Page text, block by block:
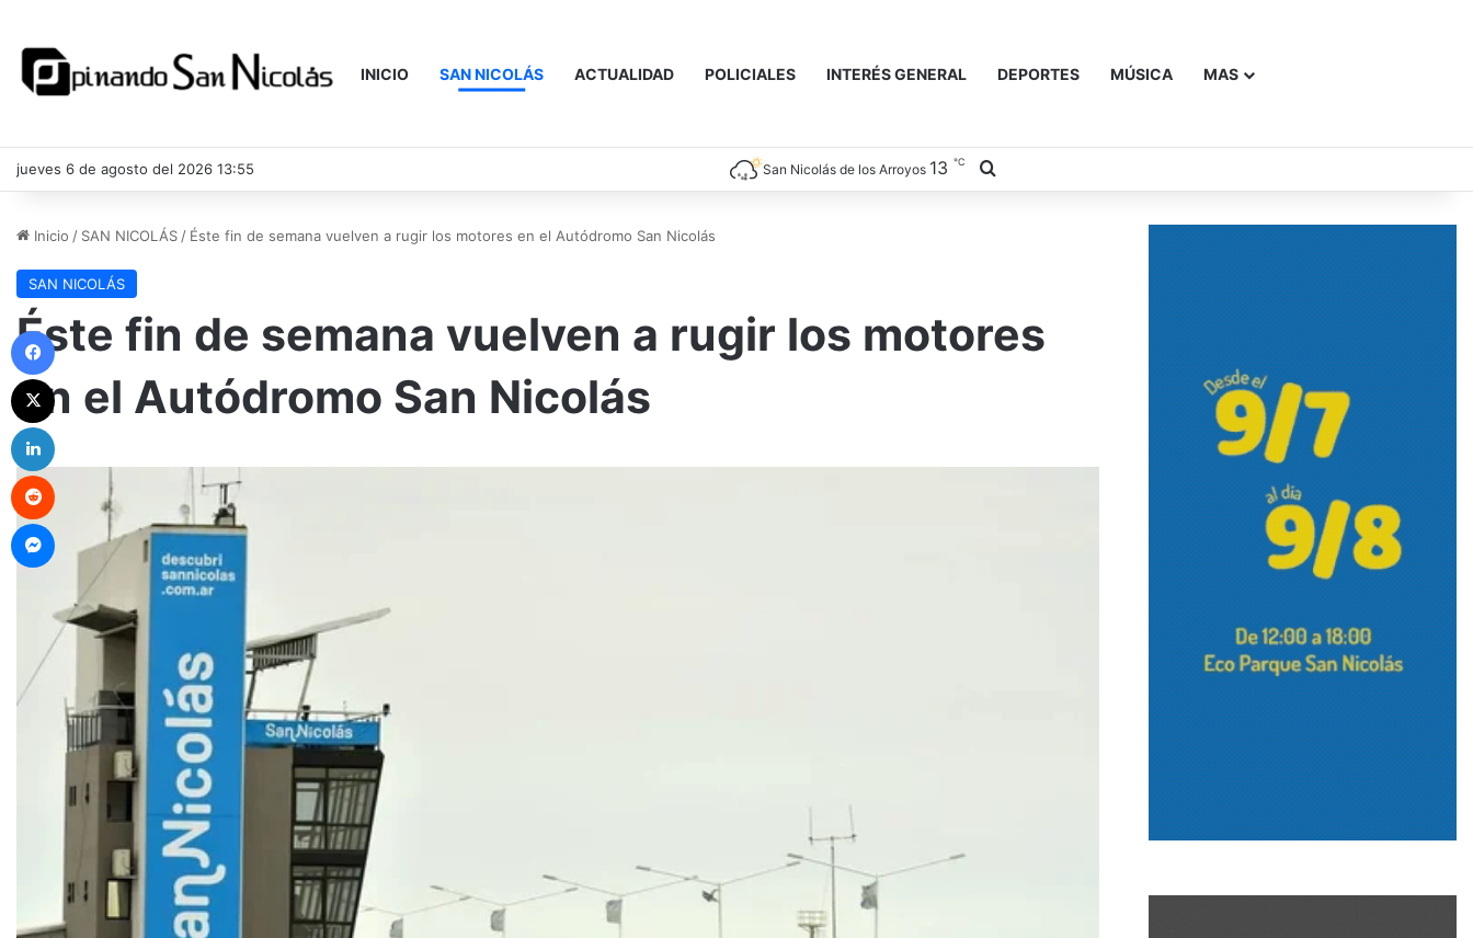
INICIO SAN NICOLÁS ACTUALIDAD POLICIALES INTERÉS GENERAL DEPORTES MÚSICA MAS
jueves 6 de agosto del 2026 13:55 San Nicolás de los Arroyos 13 ℃ Buscar
Inicio / SAN NICOLÁS / Éste fin de semana vuelven a rugir los motores en el Autódromo San Nicolás
SAN NICOLÁS
Éste fin de semana vuelven a rugir los motores
en el Autódromo San Nicolás
Facebook